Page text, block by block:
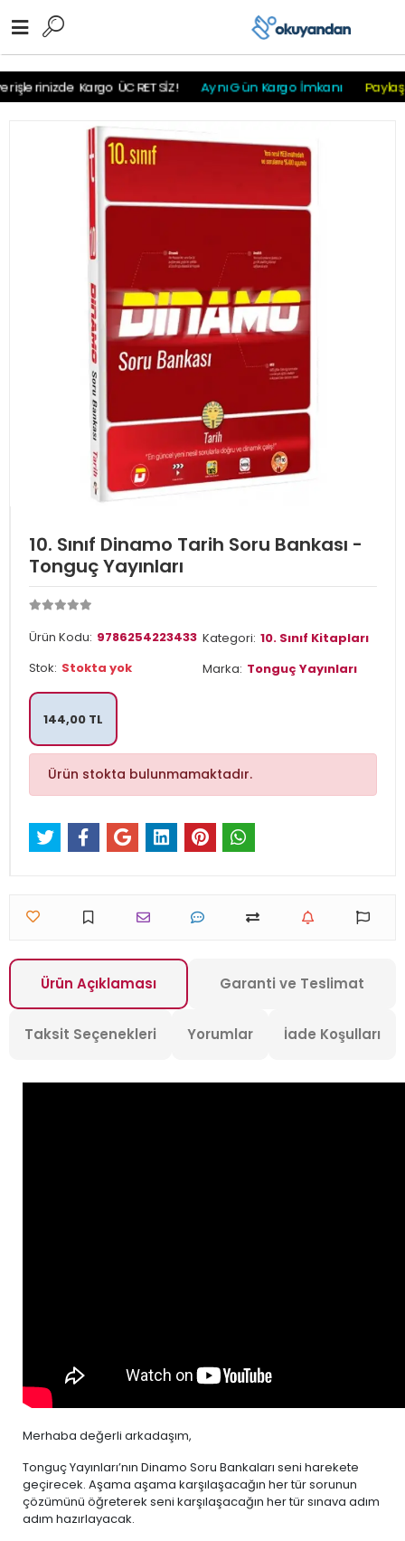
Kargo ÜCRETSİZ! Aynı Gün Kargo İmkanı
10. Sınıf Dinamo Tarih Soru Bankası -
Tonguç Yayınları
Ürün Kodu: 9786254223433 Kategori: 10. Sınıf Kitapları
Stok: Stokta yok Marka: Tonguç Yayınları
144,00 TL
Ürün stokta bulunmamaktadır.
Ürün Açıklaması Garanti ve Teslimat
Taksit Seçenekleri Yorumlar İade Koşulları
Merhaba değerli arkadaşım,
Tonguç Yayınları’nın Dinamo Soru Bankaları seni harekete
geçirecek. Aşama aşama karşılaşacağın her tür sorunun
çözümünü öğreterek seni karşılaşacağın her tür sınava adım
adım hazırlayacak.